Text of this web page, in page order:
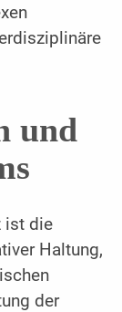
und
ist die
Haltung,
der